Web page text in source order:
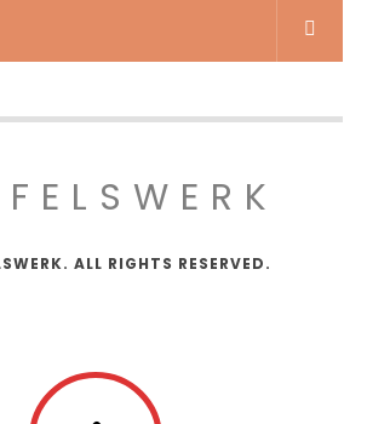
ALL RIGHTS RESERVED.